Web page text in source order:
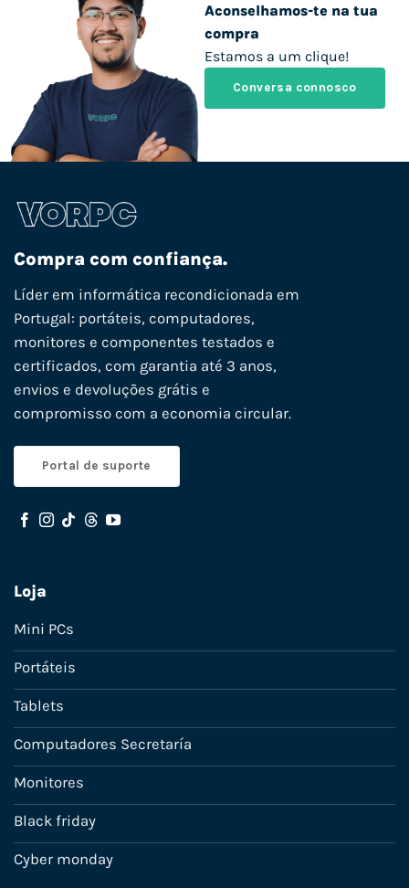
Aconselhamos-te na tua
compra
Estamos a um clique!
Conversa connosco
Compra com confiança.
Líder em informática recondicionada em
Portugal: portáteis, computadores,
monitores e componentes testados e
certificados, com garantia até 3 anos,
envios e devoluções grátis e
compromisso com a economia circular.
Portal de suporte
Loja
Mini PCs
Portáteis
Tablets
Computadores Secretaría
Monitores
Black friday
Cyber monday